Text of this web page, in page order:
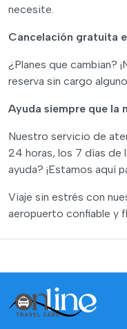
necesite.
Cancelación gratuita
¿Planes que cambian?
reserva sin cargo
Ayuda siempre que la
Nuestro servicio de
24 horas, los 7 días de
ayuda? ¡Estamos aquí
Viaje sin estrés con
aeropuerto confiable y